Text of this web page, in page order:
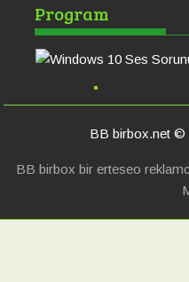
Program
Sorunu
BB birbox.net ©
BB birbox bir erteseo